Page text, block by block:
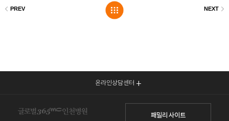
온라인상담센터
패밀리 사이트